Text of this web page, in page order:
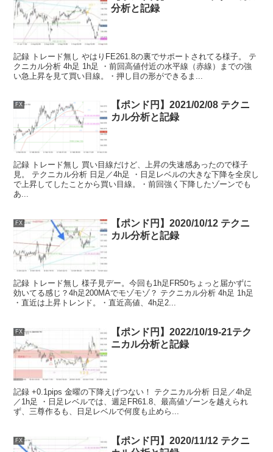
分析と記録
記録 トレード無し やはりFE261.8の裏でサポートされてる様子。 テ
クニカル分析 4h足 1h足 ・前回高値付近の水平線（赤線）までの強
い急上昇を見て買い目線。・押し目の形ができるま...
FX
【ポンド円】2021/02/08 テクニ
カル分析と記録
記録 トレード無し 買い目線だけど、上昇の失速感あったので様子
見。 テクニカル分析 日足／4h足 ・日足レベルの大きな下降を全戻し
で上昇してしたことから買い目線。・前回強く下降したゾーンでも
あ...
FX
【ポンド円】2020/10/12 テクニ
カル分析と記録
記録 トレード無し 様子見デー。今回も1h足FR50ちょっと届かずに
効いてる感じ？4h足200MAでモゾモゾ？ テクニカル分析 4h足 1h足
・直近は上昇トレンド。・直近高値、4h足2...
FX
【ポンド円】2022/10/19-21テク
ニカル分析と記録
記録 +0.1pips 金曜の下降えげつない！ テクニカル分析 日足／4h足
／1h足 ・日足レベルでは、週足FR61.8、最高値ゾーンを越えられ
ず、三尊作るも、日足レベルで何度も止めら...
FX
【ポンド円】2020/11/12 テクニ